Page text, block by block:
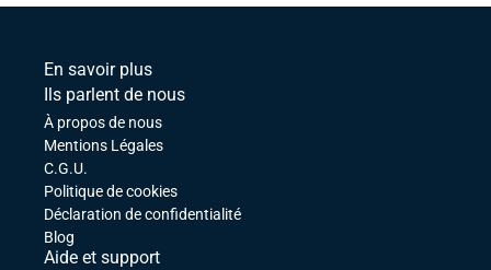
En savoir plus
Ils parlent de nous
À propos de nous
Mentions Légales
C.G.U.
Politique de cookies
Déclaration de confidentialité
Blog
Aide et support